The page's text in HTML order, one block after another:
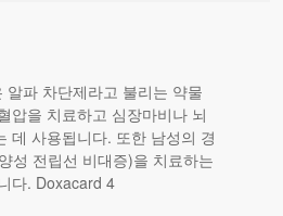
파 차단제라고 불리는 약물
압을 치료하고 심장마비나 뇌
데 사용됩니다. 또한 남성의 경
성 전립선 비대증)을 치료하는
다. Doxacard 4